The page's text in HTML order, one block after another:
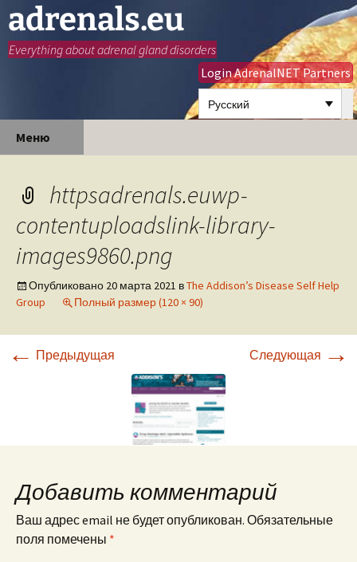
adrenals.eu
Everything about adrenal gland disorders
Login AdrenalNET Partners
Русский
Меню
httpsadrenals.euwp-
contentuploadslink-library-
images9860.png
Опубликовано 20 марта 2021 вThe Addison’s Disease Self Help
Group
Полный размер (120 × 90)
← Предыдущая Следующая →
Добавить комментарий
Ваш адрес email не будет опубликован. Обязательные
поля помечены *